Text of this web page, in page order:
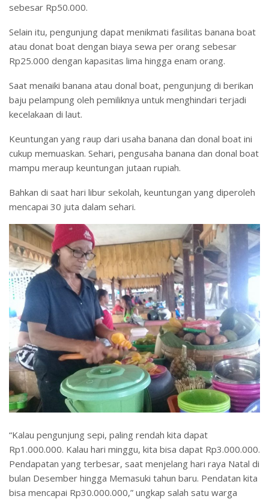
sebesar Rp50.000.
Selain itu, pengunjung dapat menikmati fasilitas banana boat
atau donat boat dengan biaya sewa per orang sebesar
Rp25.000 dengan kapasitas lima hingga enam orang.
Saat menaiki banana atau donal boat, pengunjung di berikan
baju pelampung oleh pemiliknya untuk menghindari terjadi
kecelakaan di laut.
Keuntungan yang raup dari usaha banana dan donal boat ini
cukup memuaskan. Sehari, pengusaha banana dan donal boat
mampu meraup keuntungan jutaan rupiah.
Bahkan di saat hari libur sekolah, keuntungan yang diperoleh
mencapai 30 juta dalam sehari.
“Kalau pengunjung sepi, paling rendah kita dapat
Rp1.000.000. Kalau hari minggu, kita bisa dapat Rp3.000.000.
Pendapatan yang terbesar, saat menjelang hari raya Natal di
bulan Desember hingga Memasuki tahun baru. Pendatan kita
bisa mencapai Rp30.000.000,” ungkap salah satu warga